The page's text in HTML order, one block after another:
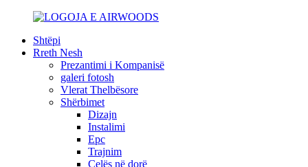
Shtëpi
Rreth Nesh
Prezantimi i Kompanisë
galeri fotosh
Vlerat Thelbësore
Shërbimet
Dizajn
Instalimi
Epc
Trajnim
Çelës në dorë